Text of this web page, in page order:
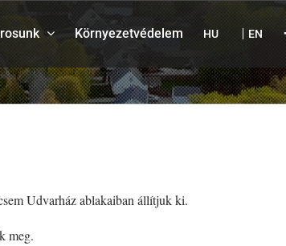
Környezetvédelem HU EN
Udvarház ablakaiban állítjuk ki.
meg.